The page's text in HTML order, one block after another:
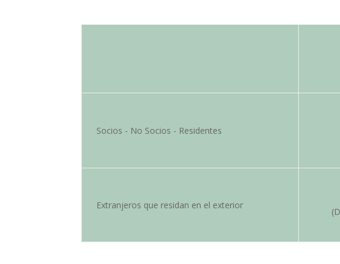
Socios - No Socios - Residentes
Extranjeros que residan en el exterior